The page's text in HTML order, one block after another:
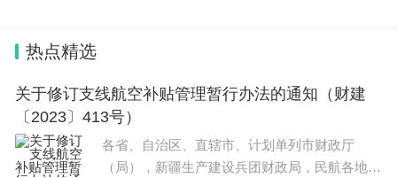
热点精选
关于修订支线航空补贴管理暂行办法的通知（财建
〔2023〕413号）
各省、自治区、直辖市、计划单列市财政厅
（局），新疆生产建设兵团财政局，民航各地区